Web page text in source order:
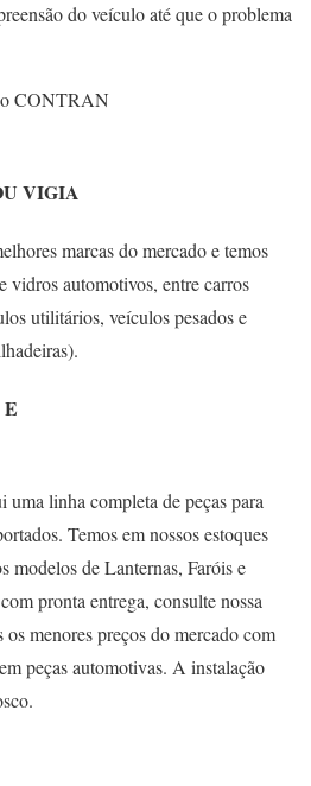
do veículo até que o problema
CONTRAN
VIGIA
marcas do mercado e temos
vidros automotivos, entre carros
utilitários, veículos pesados e
linha completa de peças para
Temos em nossos estoques
modelos de Lanternas, Faróis e
pronta entrega, consulte nossa
menores preços do mercado com
peças automotivas. A instalação